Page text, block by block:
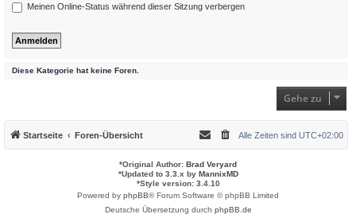
Meinen Online-Status während dieser Sitzung verbergen
Diese Kategorie hat keine Foren.
Gehe zu
Startseite Foren-Übersicht Alle Zeiten sind UTC+02:00
*Original Author: Brad Veryard
*Updated to 3.3.x by MannixMD
*Style version: 3.4.10
Powered by phpBB® Forum Software © phpBB Limited
Deutsche Übersetzung durch phpBB.de